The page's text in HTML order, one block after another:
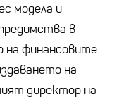
модела и
в
на финансовите
на
директор на